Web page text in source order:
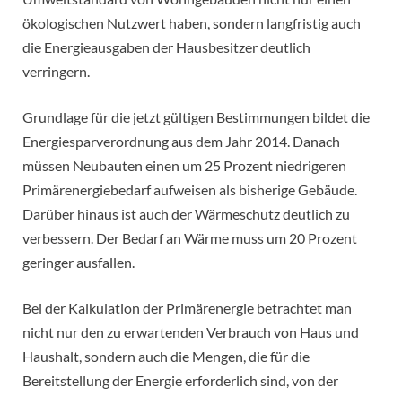
ökologischen Nutzwert haben, sondern langfristig auch
die Energieausgaben der Hausbesitzer deutlich
verringern.
Grundlage für die jetzt gültigen Bestimmungen bildet die
Energiesparverordnung aus dem Jahr 2014. Danach
müssen Neubauten einen um 25 Prozent niedrigeren
Primärenergiebedarf aufweisen als bisherige Gebäude.
Darüber hinaus ist auch der Wärmeschutz deutlich zu
verbessern. Der Bedarf an Wärme muss um 20 Prozent
geringer ausfallen.
Bei der Kalkulation der Primärenergie betrachtet man
nicht nur den zu erwartenden Verbrauch von Haus und
Haushalt, sondern auch die Mengen, die für die
Bereitstellung der Energie erforderlich sind, von der